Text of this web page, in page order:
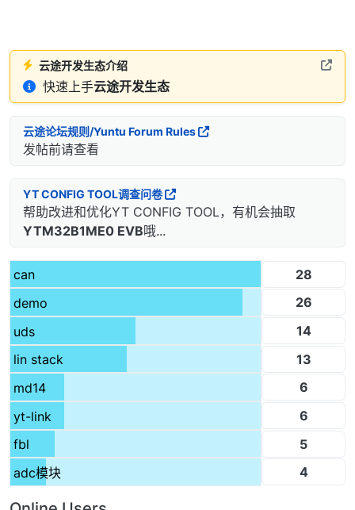
云途开发生态介绍
快速上手云途开发生态
云途论坛规则/Yuntu Forum Rules
发帖前请查看
YT CONFIG TOOL调查问卷
帮助改进和优化YT CONFIG TOOL，有机会抽取
YTM32B1ME0 EVB哦...
can
28
demo
26
uds
14
lin stack
13
md14
6
yt-link
6
fbl
5
adc模块
4